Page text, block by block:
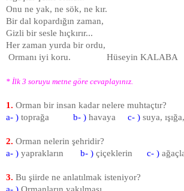
Onu ne yak, ne sök, ne kır.
Bir dal kopardığın zaman,
Gizli bir sesle hıçkırır...
Her zaman yurda bir ordu,
Ormanı iyi koru. Hüseyin KALABA
* İlk 3 soruyu metne göre cevaplayınız.
1. Orman bir insan kadar nelere muhtaçtır?
a- ) toprağa b- ) havaya c- ) suya,
2. Orman nelerin şehridir?
a- ) yaprakların b- ) çiçeklerin c- )
3. Bu şiirde ne anlatılmak isteniyor?